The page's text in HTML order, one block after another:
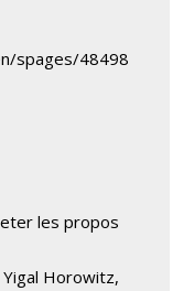
spages/48498
les propos
Horowitz,